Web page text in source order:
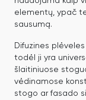
elementų, ypač
sausumą.
Difuzines
todėl ji yra
šlaitiniuose
vėdinamose
stogo ar fasado